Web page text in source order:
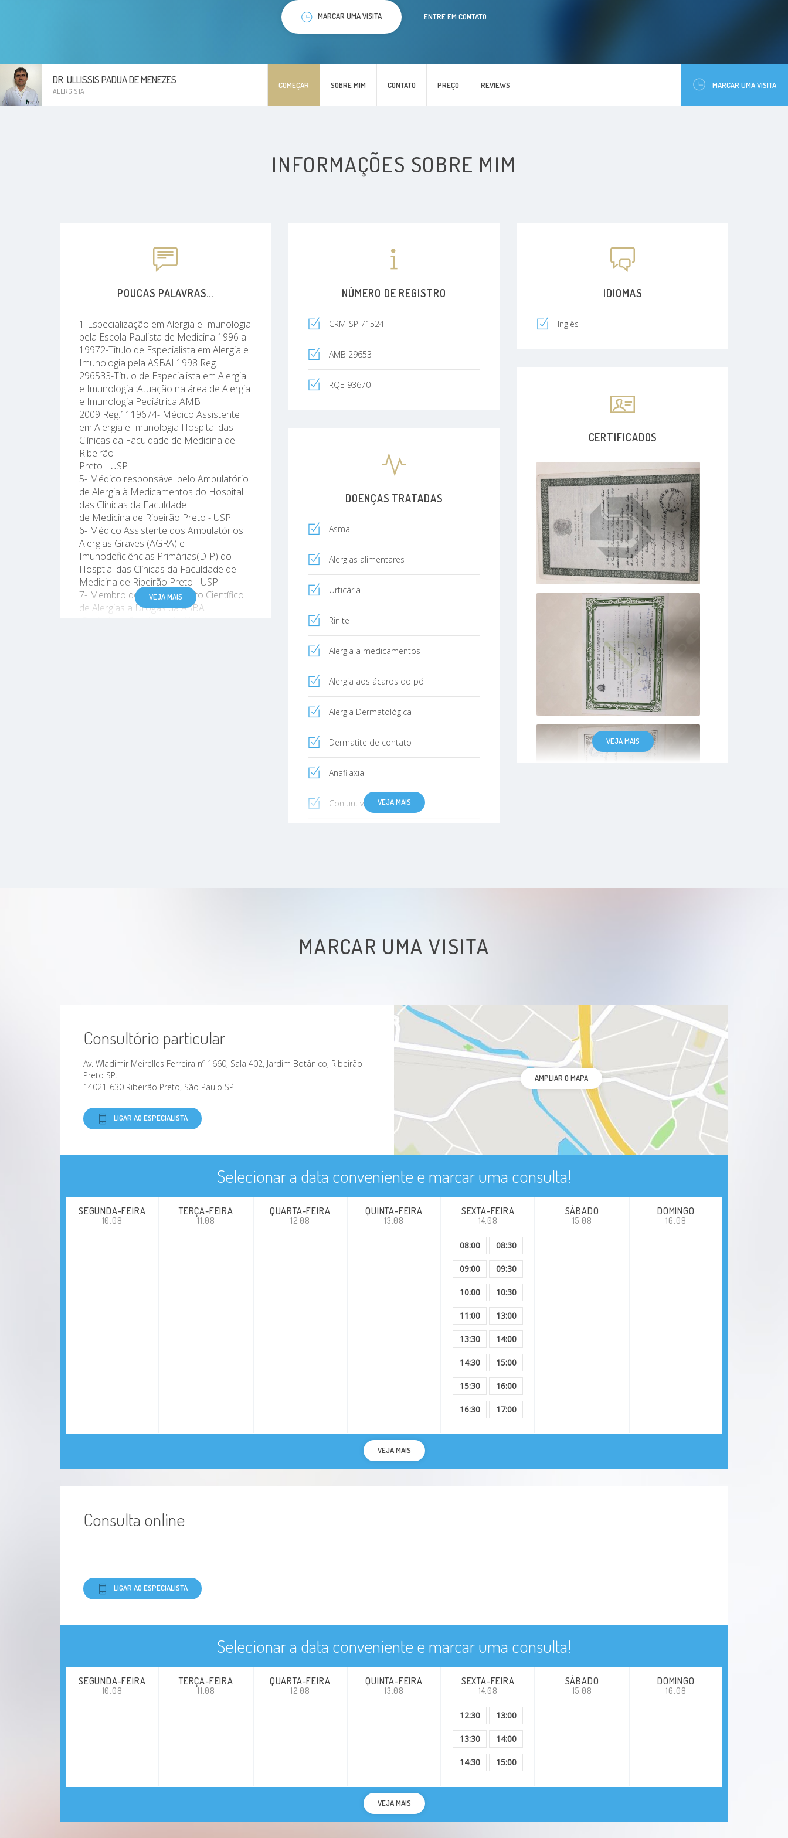
DR. ULLISSIS PADUA DE MENEZES
ALERGISTA
COMEÇAR SOBRE MIM CONTATO PREÇO REVIEWS MARCAR UMA VISITA
MARCAR UMA VISITA ENTRE EM CONTATO
INFORMAÇÕES SOBRE MIM
POUCAS PALAVRAS...
1-Especialização em Alergia e Imunologia
pela Escola Paulista de Medicina 1996 a
19972-Titulo de Especialista em Alergia e
Imunologia pela ASBAI 1998 Reg.
296533-Título de Especialista em Alergia
e Imunologia :Atuação na área de Alergia
e Imunologia Pediátrica AMB
2009 Reg.1119674- Médico Assistente
em Alergia e Imunologia Hospital das
Clínicas da Faculdade de Medicina de
Ribeirão
Preto - USP
5- Médico responsável pelo Ambulatório
de Alergia à Medicamentos do Hospital
das Clinicas da Faculdade
de Medicina de Ribeirão Preto - USP
6- Médico Assistente dos Ambulatórios:
Alergias Graves (AGRA) e
Imunodeficiências Primárias(DIP) do
Hosptial das Clínicas da Faculdade de
Medicina de Ribeirão Preto - USP
7- Membro do Departamento Científico
de Alergias a Drogas da ASBAI
VEJA MAIS
NÚMERO DE REGISTRO
CRM-SP 71524
AMB 29653
RQE 93670
IDIOMAS
Inglês
CERTIFICADOS
VEJA MAIS
DOENÇAS TRATADAS
Asma
Alergias alimentares
Urticária
Rinite
Alergia a medicamentos
Alergia aos ácaros do pó
Alergia Dermatológica
Dermatite de contato
Anafilaxia
Conjuntivite Alérgica
VEJA MAIS
MARCAR UMA VISITA
Consultório particular
Av. Wladimir Meirelles Ferreira nº 1660, Sala 402, Jardim Botânico, Ribeirão
Preto SP.
14021-630 Ribeirão Preto, São Paulo SP
LIGAR AO ESPECIALISTA
AMPLIAR O MAPA
Selecionar a data conveniente e marcar uma consulta!
SEGUNDA-FEIRA
10.08
TERÇA-FEIRA
11.08
QUARTA-FEIRA
12.08
QUINTA-FEIRA
13.08
SEXTA-FEIRA
14.08
08:00 08:30
09:00 09:30
10:00 10:30
11:00 13:00
13:30 14:00
14:30 15:00
15:30 16:00
16:30 17:00
SÁBADO
15.08
DOMINGO
16.08
VEJA MAIS
Consulta online
LIGAR AO ESPECIALISTA
Selecionar a data conveniente e marcar uma consulta!
SEGUNDA-FEIRA
10.08
TERÇA-FEIRA
11.08
QUARTA-FEIRA
12.08
QUINTA-FEIRA
13.08
SEXTA-FEIRA
14.08
12:30 13:00
13:30 14:00
14:30 15:00
SÁBADO
15.08
DOMINGO
16.08
VEJA MAIS